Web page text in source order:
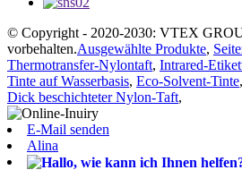
© Copyright - 2020-2030: VTEX
vorbehalten.Ausgewählte Produkte,
Thermotransfer-Nylontaft, Intrared-
Tinte auf Wasserbasis, Eco-Solvent-Tinte,
Dick beschichteter Nylon-Taft,
E-Mail senden
Alina